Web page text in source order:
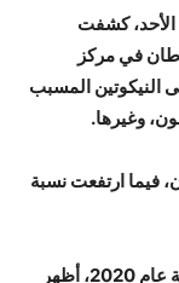
كشفت
في مركز
النيكوتين المسبب
وغيرها.
فيما ارتفعت نسبة
واستندت إلى استبيان وطني أجرته وزارة الصحة عام 2020، أظهر